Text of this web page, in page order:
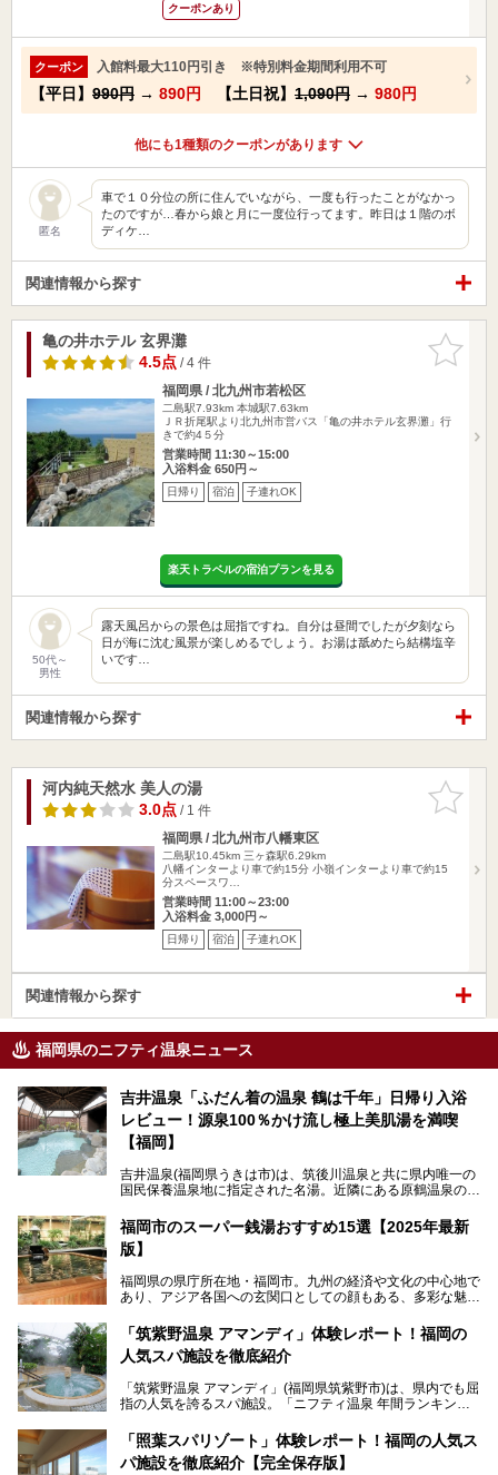
クーポンあり
クーポン 入館料最大110円引き ※特別料金期間利用不可
【平日】 990円 → 890円 【土日祝】 1,090円 → 980円
他にも1種類のクーポンがあります
匿名
車で１０分位の所に住んでいながら、一度も行ったことがなかっ
たのですが…春から娘と月に一度位行ってます。昨日は１階のボ
ディケ…
関連情報から探す
お気に入
りに追加
亀の井ホテル 玄界灘
4.5点/ 4 件
福岡県 / 北九州市若松区
二島駅7.93km 本城駅7.63km
ＪＲ折尾駅より北九州市営バス「亀の井ホテル玄界灘」行
きで約4５分
営業時間 11:30～15:00
入浴料金 650円～
日帰り 宿泊 子連れOK
楽天トラベルの宿泊プランを見る
50代～
男性
露天風呂からの景色は屈指ですね。自分は昼間でしたが夕刻なら
日が海に沈む風景が楽しめるでしょう。お湯は舐めたら結構塩辛
いです…
関連情報から探す
お気に入
りに追加
河内純天然水 美人の湯
3.0点/ 1 件
福岡県 / 北九州市八幡東区
二島駅10.45km 三ヶ森駅6.29km
八幡インターより車で約15分 小嶺インターより車で約15
分スペースワ…
営業時間 11:00～23:00
入浴料金 3,000円～
日帰り 宿泊 子連れOK
関連情報から探す
福岡県のニフティ温泉ニュース
吉井温泉「ふだん着の温泉 鶴は千年」日帰り入浴
レビュー！源泉100％かけ流し極上美肌湯を満喫
【福岡】
吉井温泉(福岡県うきは市)は、筑後川温泉と共に県内唯一の
国民保養温泉地に指定された名湯。近隣にある原鶴温泉の観
す。
「ふだん着の温泉 鶴は千年」は、吉井温泉にある日帰り入
住民や温泉ファンに愛され続けています。今回は筆者自ら日
帰り入浴し、自慢の温泉を中心に詳細レビューします！
福岡市のスーパー銭湯おすすめ15選【2025年最新
版】
福岡県の県庁所在地・福岡市。九州の経済や文化の中心地で
あり、アジア各国への玄関口としての顔もある、多彩な魅力
そんな福岡市は、スーパー銭湯も多種多彩。玄界灘を眺めら
れるリゾート気分満点のスーパー銭湯から、繁華街近くのレ
いスーパー銭湯を一挙ご紹介します。
「筑紫野温泉 アマンディ」体験レポート！福岡の
人気スパ施設を徹底紹介
「筑紫野温泉 アマンディ」(福岡県筑紫野市)は、県内でも屈
指の人気を誇るスパ施設。「ニフティ温泉 年間ランキング2
入浴客で賑わっています。
そこで今回は、ニフティ温泉ライターである筆者が現地訪
「照葉スパリゾート」体験レポート！福岡の人気ス
パ施設を徹底紹介【完全保存版】